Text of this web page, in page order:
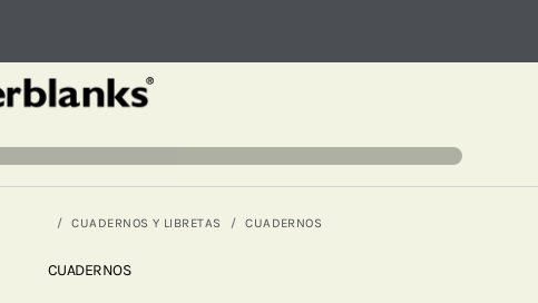
CUADERNOS Y LIBRETAS CUADERNOS
CUADERNOS